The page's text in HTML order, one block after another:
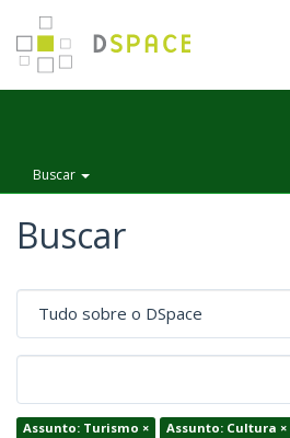
Buscar
Buscar
Assunto: Turismo ×
Assunto: Cultura ×